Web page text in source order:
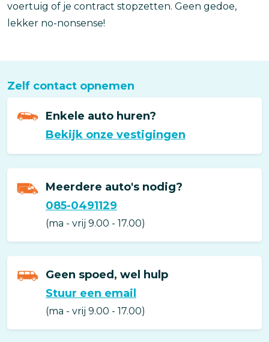
voertuig of je contract stopzetten. Geen gedoe,
lekker no-nonsense!
Zelf contact opnemen
Enkele auto huren?
Bekijk onze vestigingen
Meerdere auto's nodig?
085-0491129
in
new
window)
(ma - vrij 9.00 - 17.00)
Geen spoed, wel hulp
Stuur een email
in
(ma - vrij 9.00 - 17.00)